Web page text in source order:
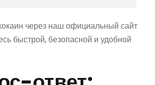
через наш официальный сайт
быстрой, безопасной и удобной